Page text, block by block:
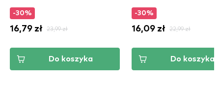
-30%
16,79 zł 23,99 zł
Do koszyka
-30%
16,09 zł 22,99 zł
Do koszyka